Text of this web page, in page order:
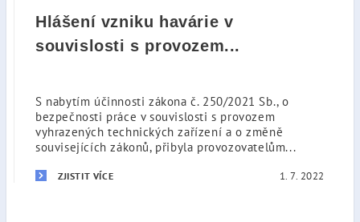
Hlášení vzniku havárie v
souvislosti s provozem...
S nabytím účinnosti zákona č. 250/2021 Sb., o
bezpečnosti práce v souvislosti s provozem
vyhrazených technických zařízení a o změně
souvisejících zákonů, přibyla provozovatelům...
ZJISTIT VÍCE 1. 7. 2022